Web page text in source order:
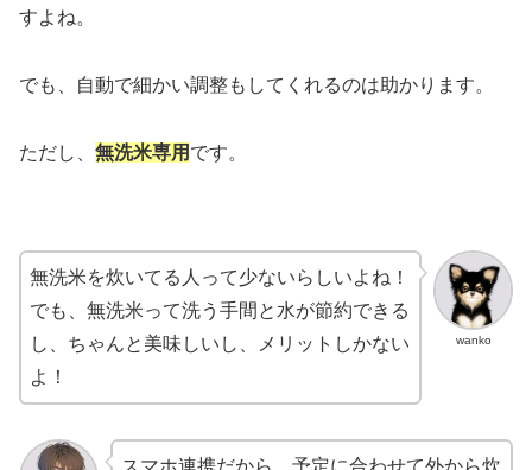
すよね。
でも、自動で細かい調整もしてくれるのは助かります。
ただし、 無洗米専用 です。
wanko
無洗米を炊いてる人って少ないらしいよね！
でも、無洗米って洗う手間と水が節約できる
し、ちゃんと美味しいし、メリットしかない
よ！
スマホ連携だから、予定に合わせて外から炊